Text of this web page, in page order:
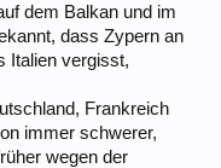
dem Balkan und im
dass Zypern an
Italien vergisst,
Frankreich
immer schwerer,
wegen der